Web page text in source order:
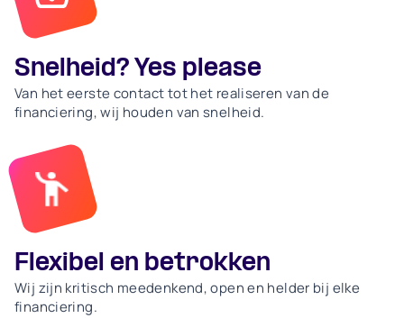
Snelheid? Yes please
Van het eerste contact tot het realiseren van de
financiering, wij houden van snelheid.
Flexibel en betrokken
Wij zijn kritisch meedenkend, open en helder bij elke
financiering.